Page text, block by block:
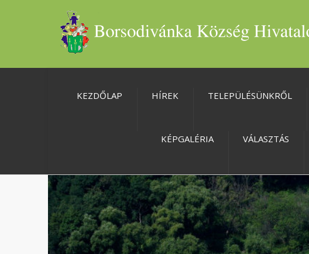
KEZDŐLAP HÍREK TELEPÜLÉSÜNKRŐL
KÉPGALÉRIA VÁLASZTÁS